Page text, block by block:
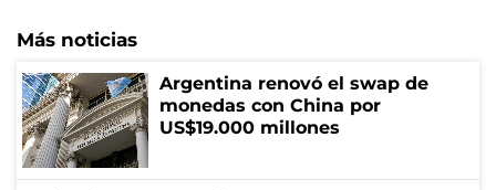
Más noticias
Argentina renovó el swap de
monedas con China por
US$19.000 millones